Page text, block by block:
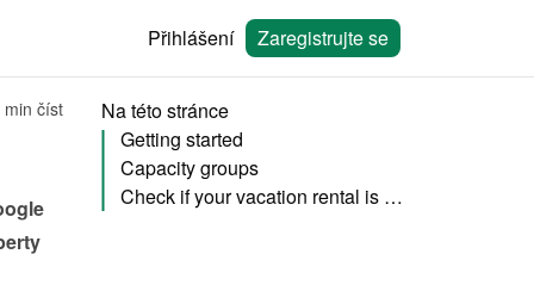
Přihlášení Zaregistrujte se
min číst
Na této stránce
Getting started
Capacity groups
Check if your vacation rental is published